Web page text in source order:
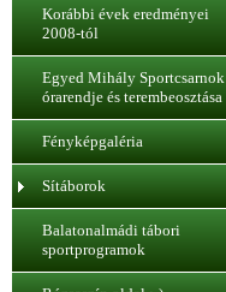
Korábbi évek eredményei
2008-tól
Egyed Mihály Sportcsarnok
órarendje és terembeosztása
Fényképgaléria
Sítáborok
Balatonalmádi tábori
sportprogramok